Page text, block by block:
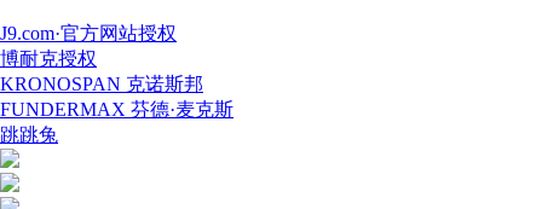
J9.com·官方网站授权
博耐克授权
KRONOSPAN 克诺斯邦
FUNDERMAX 芬德·麦克斯
跳跳兔